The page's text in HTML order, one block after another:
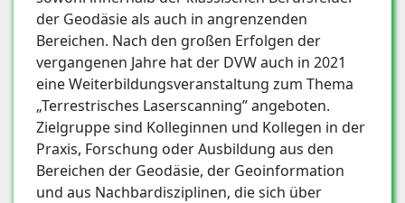
der Geodäsie als auch in angrenzenden
Bereichen. Nach den großen Erfolgen der
vergangenen Jahre hat der DVW auch in 2021
eine Weiterbildungsveranstaltung zum Thema
„Terrestrisches Laserscanning” angeboten.
Zielgruppe sind Kolleginnen und Kollegen in der
Praxis, Forschung oder Ausbildung aus den
Bereichen der Geodäsie, der Geoinformation
und aus Nachbardisziplinen, die sich über